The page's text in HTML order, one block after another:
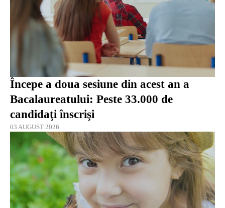
Începe a doua sesiune din acest an a
Bacalaureatului: Peste 33.000 de
candidaţi înscrişi
03 AUGUST 2026